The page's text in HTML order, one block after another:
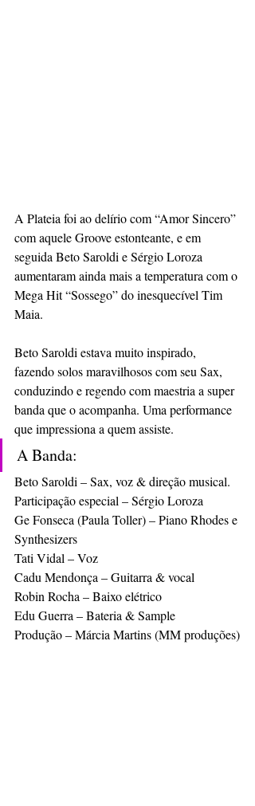
A Plateia foi ao delírio com “Amor Sincero”
com aquele Groove estonteante, e em
seguida Beto Saroldi e Sérgio Loroza
aumentaram ainda mais a temperatura com o
Mega Hit “Sossego” do inesquecível Tim
Maia.
Beto Saroldi estava muito inspirado,
fazendo solos maravilhosos com seu Sax,
conduzindo e regendo com maestria a super
banda que o acompanha. Uma performance
que impressiona a quem assiste.
A Banda:
Beto Saroldi – Sax, voz & direção musical.
Participação especial – Sérgio Loroza
Ge Fonseca (Paula Toller) – Piano Rhodes e
Synthesizers
Tati Vidal – Voz
Cadu Mendonça – Guitarra & vocal
Robin Rocha – Baixo elétrico
Edu Guerra – Bateria & Sample
Produção – Márcia Martins (MM produções)